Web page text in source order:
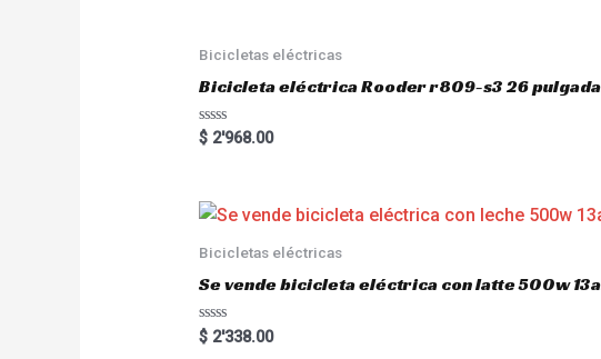
Bicicletas eléctricas
Bicicleta eléctrica Rooder r809-s3 26
R
a
0
o
t
f
5
$2'968.00
Bicicletas eléctricas
Se vende bicicleta eléctrica con latte 500w
R
a
$2'338.00